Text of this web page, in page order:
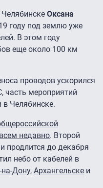
Челябинске Оксана
году под землю уже
В этом году
еще около 100 км
проводов ускорился
мероприятий
Челябинске.
недавно. Второй
продлится до декабря
небо от кабелей в
на-Дону, Архангельске и